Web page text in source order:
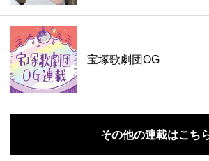
宝塚歌劇団OG
その他の連載はこち